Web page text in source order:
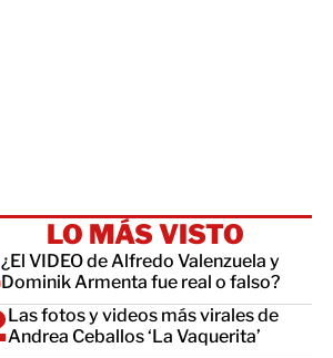
LO MÁS VISTO
¿El VIDEO de Alfredo Valenzuela y
Dominik Armenta fue real o falso?
Las fotos y videos más virales de
Andrea Ceballos ‘La Vaquerita’